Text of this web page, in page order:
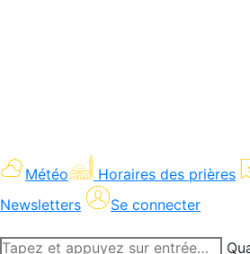
Météo Horaires des prières
Newsletters
Se connecter
Recherche